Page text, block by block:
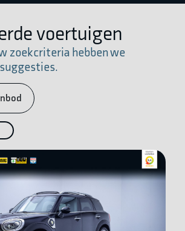
voertuigen
zoekcriteria hebben we